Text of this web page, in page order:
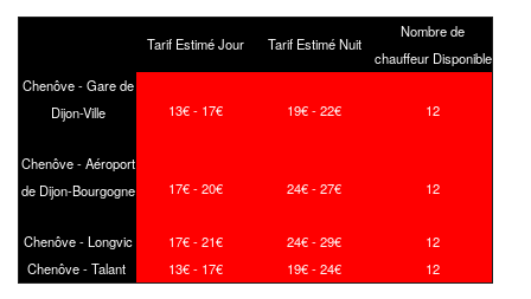
Tarif Estimé Jour Tarif Estimé Nuit
Nombre de
chauffeur Disponible
Chenôve - Gare de
Dijon-Ville
13€ - 17€ 19€ - 22€ 12
Chenôve - Aéroport
de Dijon-Bourgogne
17€ - 20€ 24€ - 27€ 12
Chenôve - Longvic 17€ - 21€ 24€ - 29€
12
Chenôve - Talant
13€ - 17€ 19€ - 24€ 12